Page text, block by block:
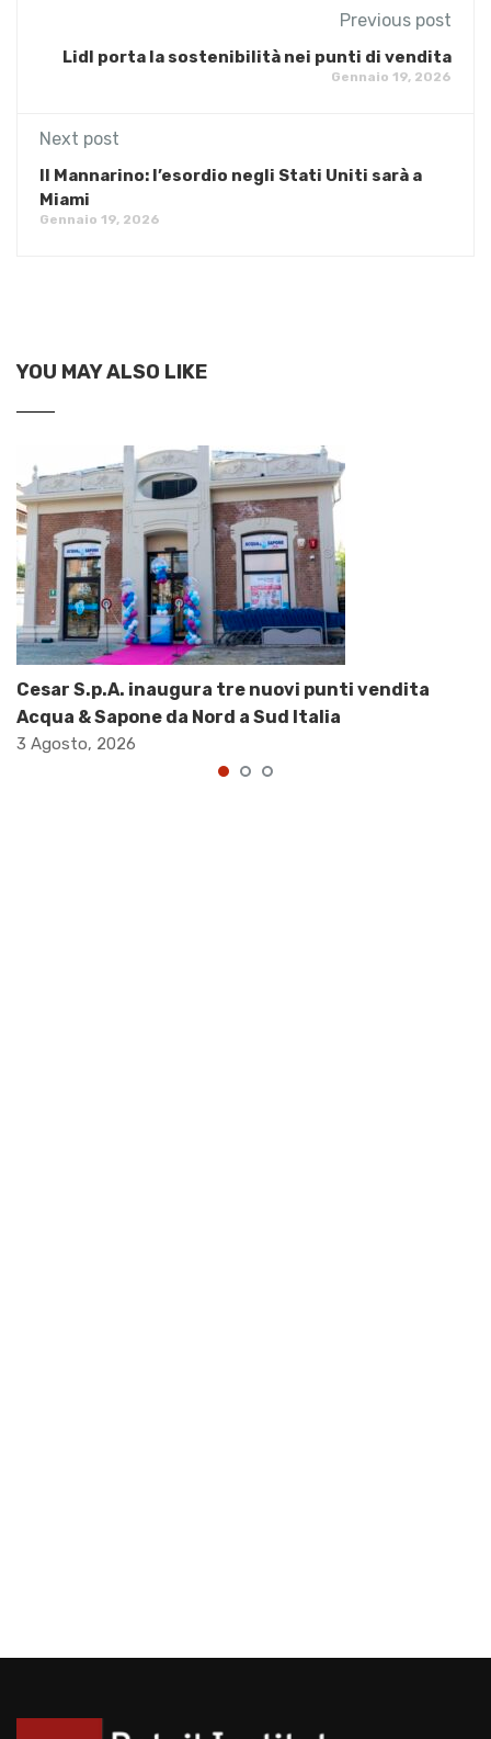
Previous post
Lidl porta la sostenibilità nei punti di vendita
Gennaio 19, 2026
Next post
Il Mannarino: l’esordio negli Stati Uniti sarà a
Miami
Gennaio 19, 2026
YOU MAY ALSO LIKE
Cesar S.p.A. inaugura tre nuovi punti vendita
Acqua & Sapone da Nord a Sud Italia
3 Agosto, 2026